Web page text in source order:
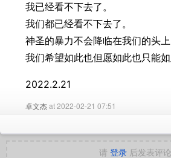
我已经看不下去了。
我们都已经看不下去了。
神圣的暴力不会降临在我们的头上
我们希望如此也但愿如此也只能
2022.2.21
卓文杰at 2022-02-21 07:51
请 登录 后发表评论